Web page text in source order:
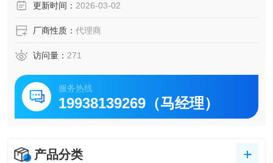
更新时间： 2026-03-02
厂商性质： 代理商
访问量： 271
服务热线
19938139269（马经理）
产品分类